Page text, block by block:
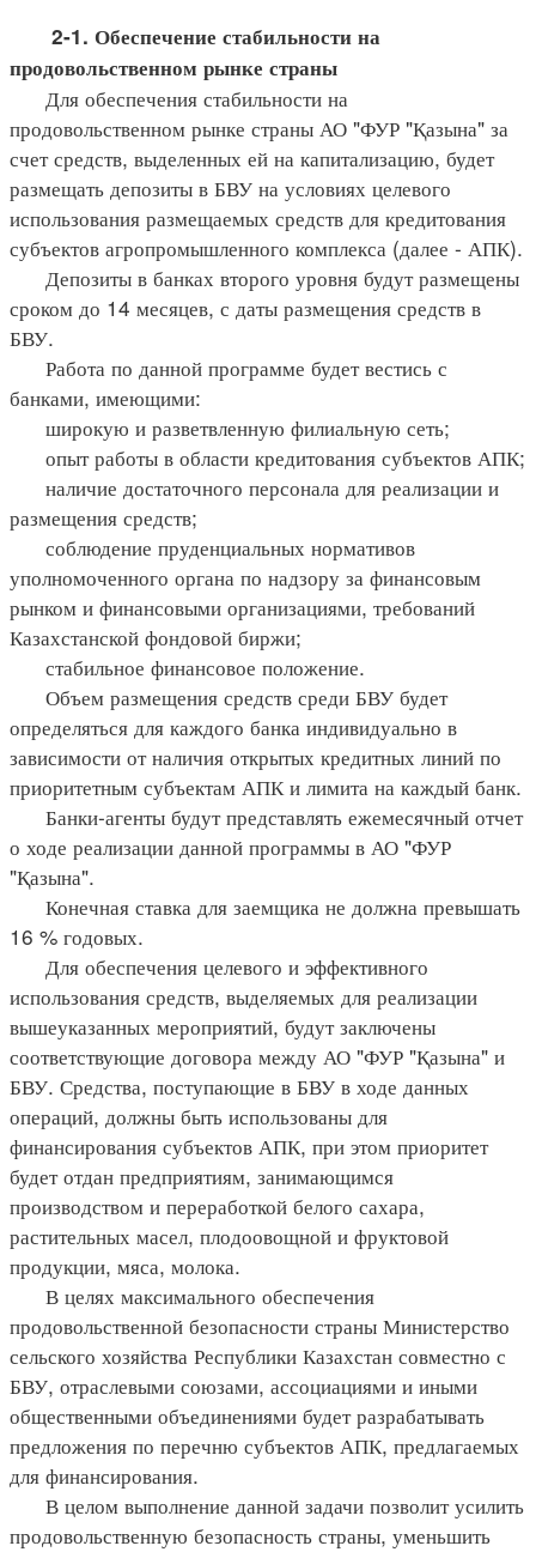
2-1. Обеспечение стабильности на
продовольственном рынке страны
Для обеспечения стабильности на
продовольственном рынке страны АО "ФУР "Қазына" за
счет средств, выделенных ей на капитализацию, будет
размещать депозиты в БВУ на условиях целевого
использования размещаемых средств для кредитования
субъектов агропромышленного комплекса (далее - АПК).
Депозиты в банках второго уровня будут размещены
сроком до 14 месяцев, с даты размещения средств в
БВУ.
Работа по данной программе будет вестись с
банками, имеющими:
широкую и разветвленную филиальную сеть;
опыт работы в области кредитования субъектов АПК;
наличие достаточного персонала для реализации и
размещения средств;
соблюдение пруденциальных нормативов
уполномоченного органа по надзору за финансовым
рынком и финансовыми организациями, требований
Казахстанской фондовой биржи;
стабильное финансовое положение.
Объем размещения средств среди БВУ будет
определяться для каждого банка индивидуально в
зависимости от наличия открытых кредитных линий по
приоритетным субъектам АПК и лимита на каждый банк.
Банки-агенты будут представлять ежемесячный отчет
о ходе реализации данной программы в АО "ФУР
"Қазына".
Конечная ставка для заемщика не должна превышать
16 % годовых.
Для обеспечения целевого и эффективного
использования средств, выделяемых для реализации
вышеуказанных мероприятий, будут заключены
соответствующие договора между АО "ФУР "Қазына" и
БВУ. Средства, поступающие в БВУ в ходе данных
операций, должны быть использованы для
финансирования субъектов АПК, при этом приоритет
будет отдан предприятиям, занимающимся
производством и переработкой белого сахара,
растительных масел, плодоовощной и фруктовой
продукции, мяса, молока.
В целях максимального обеспечения
продовольственной безопасности страны Министерство
сельского хозяйства Республики Казахстан совместно с
БВУ, отраслевыми союзами, ассоциациями и иными
общественными объединениями будет разрабатывать
предложения по перечню субъектов АПК, предлагаемых
для финансирования.
В целом выполнение данной задачи позволит усилить
продовольственную безопасность страны, уменьшить